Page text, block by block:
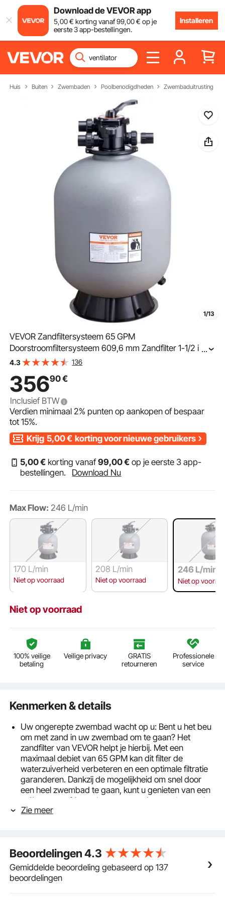
Download de VEVOR app
5,00€ korting vanaf99,00€ op je
eerste 3 app-bestellingen.
Installeren
Huis Buiten Zwembaden Poolbenodigdheden Zwembaduitrusting
1/13
VEVOR Zandfiltersysteem 65 GPM
Doorstroomfiltersysteem 609,6 mm Zandfilter 1-1/2 inch
Inlaat-/Uitlaatdiameter Filtertank HDPE Filterpomp 7-
...
4.3 136
35690€
Inclusief BTW
Verdien minimaal2% punten op aankopen of bespaar
tot15%.
Krijg 5,00€ korting voor nieuwe gebruikers
5,00€ korting vanaf99,00€ op je eerste 3 app-
bestellingen.
Download Nu
Max Flow: 246 L/min
170 L/min
Niet op voorraad
208 L/min
Niet op voorraad
246 L/min
Niet op
Niet op voorraad
100% veilige
betaling
Veilige privacy
GRATIS
retourneren
Professionele
service
Kenmerken & details
Uw ongerepte zwembad wacht op u: Bent u het beu
om met zand in uw zwembad om te gaan? Het
zandfilter van VEVOR helpt je hierbij. Met een
maximaal debiet van 65 GPM kan dit filter de
waterzuiverheid verbeteren en een optimale filtratie
garanderen. Dankzij de mogelijkheid om snel door
een heel zwembad te gaan, kunt u genieten van een
veilige en verfrissende zwemervaring zonder zand
en andere verontreinigingen.
langdurige prestaties en een langere levensduur
worden gegarandeerd. Ontworpen om betrouwbare
prestaties te leveren onder alle
weersomstandigheden, is het de efficiënte en
Zie meer
Beoordelingen4.3
Gemiddelde beoordeling gebaseerd op 137
beoordelingen